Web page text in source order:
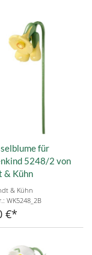
für
5248/2 von
& Kühn
& Kühn
WK5248_2B
€